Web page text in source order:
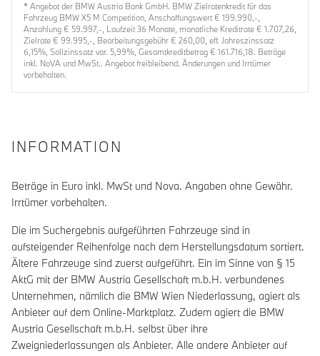
* Angebot der BMW Austria Bank GmbH. BMW Zielratenkredit für das
Fahrzeug BMW X5 M Competition, Anschaffungswert € 199.990,-,
Anzahlung € 59.997,-, Laufzeit 36 Monate, monatliche Kreditrate € 1.707,26,
Zielrate € 99.995,-, Bearbeitungsgebühr € 260,00, eff. Jahreszinssatz
6,15%, Sollzinssatz var. 5,99%, Gesamtkreditbetrag € 161.716,18. Beträge
inkl. NoVA und MwSt.. Angebot freibleibend. Änderungen und Irrtümer
vorbehalten.
INFORMATION
Beträge in Euro inkl. MwSt und Nova. Angaben ohne Gewähr.
Irrtümer vorbehalten.
Die im Suchergebnis aufgeführten Fahrzeuge sind in
aufsteigender Reihenfolge nach dem Herstellungsdatum sortiert.
Ältere Fahrzeuge sind zuerst aufgeführt. Ein im Sinne von § 15
AktG mit der BMW Austria Gesellschaft m.b.H. verbundenes
Unternehmen, nämlich die BMW Wien Niederlassung, agiert als
Anbieter auf dem Online-Marktplatz. Zudem agiert die BMW
Austria Gesellschaft m.b.H. selbst über ihre
Zweigniederlassungen als Anbieter. Alle andere Anbieter auf